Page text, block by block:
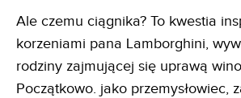
Ale czemu ciągnika? To kwestia
korzeniami pana Lamborghini,
rodziny zajmującej się uprawą
Początkowo. jako przemysłowiec,